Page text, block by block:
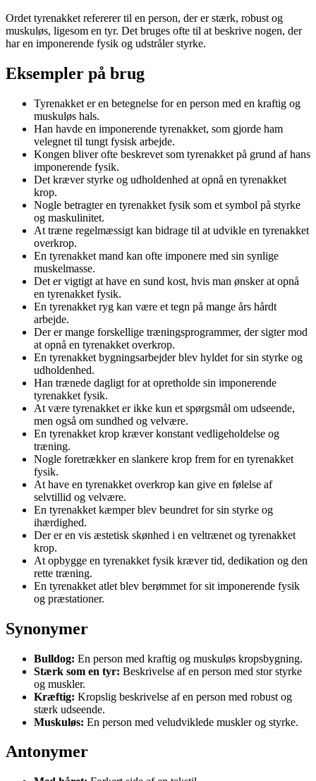
Ordet tyrenakket refererer til en person, der er stærk, robust og
muskuløs, ligesom en tyr. Det bruges ofte til at beskrive nogen, der
har en imponerende fysik og udstråler styrke.
Eksempler på brug
Tyrenakket er en betegnelse for en person med en kraftig og
muskuløs hals.
Han havde en imponerende tyrenakket, som gjorde ham
velegnet til tungt fysisk arbejde.
Kongen bliver ofte beskrevet som tyrenakket på grund af hans
imponerende fysik.
Det kræver styrke og udholdenhed at opnå en tyrenakket
krop.
Nogle betragter en tyrenakket fysik som et symbol på styrke
og maskulinitet.
At træne regelmæssigt kan bidrage til at udvikle en tyrenakket
overkrop.
En tyrenakket mand kan ofte imponere med sin synlige
muskelmasse.
Det er vigtigt at have en sund kost, hvis man ønsker at opnå
en tyrenakket fysik.
En tyrenakket ryg kan være et tegn på mange års hårdt
arbejde.
Der er mange forskellige træningsprogrammer, der sigter mod
at opnå en tyrenakket overkrop.
En tyrenakket bygningsarbejder blev hyldet for sin styrke og
udholdenhed.
Han trænede dagligt for at opretholde sin imponerende
tyrenakket fysik.
At være tyrenakket er ikke kun et spørgsmål om udseende,
men også om sundhed og velvære.
En tyrenakket krop kræver konstant vedligeholdelse og
træning.
Nogle foretrækker en slankere krop frem for en tyrenakket
fysik.
At have en tyrenakket overkrop kan give en følelse af
selvtillid og velvære.
En tyrenakket kæmper blev beundret for sin styrke og
ihærdighed.
Der er en vis æstetisk skønhed i en veltrænet og tyrenakket
krop.
At opbygge en tyrenakket fysik kræver tid, dedikation og den
rette træning.
En tyrenakket atlet blev berømmet for sit imponerende fysik
og præstationer.
Synonymer
Bulldog: En person med kraftig og muskuløs kropsbygning.
Stærk som en tyr: Beskrivelse af en person med stor styrke
og muskler.
Kræftig: Kropslig beskrivelse af en person med robust og
stærk udseende.
Muskuløs: En person med veludviklede muskler og styrke.
Antonymer